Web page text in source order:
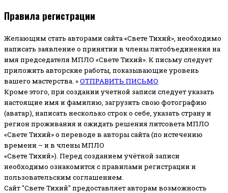
Правила регистрации
Желающим стать авторами сайта «Свете Тихий», необходимо
написать заявление о принятии в члены литобъединения на
имя председателя МПЛО «Свете Тихий». К письму следует
приложить авторские работы, показывающие уровень
вашего мастерства. »ОТПРАВИТЬ ПИСЬМО
Кроме этого, при создании учетной записи следует указать
настоящие имя и фамилию, загрузить свою фотографию
(аватар), написать несколько строк о себе, указать страну и
регион проживания и ожидать решения литсовета МПЛО
«Свете Тихий» о переводе в авторы сайта (по истечению
времени – и в члены МПЛО
«Свете Тихий»). Перед созданием учётной записи
необходимо ознакомится с правилами регистрации и
пользовательским соглашением.
Сайт "Свете Тихий" предоставляет авторам возможность